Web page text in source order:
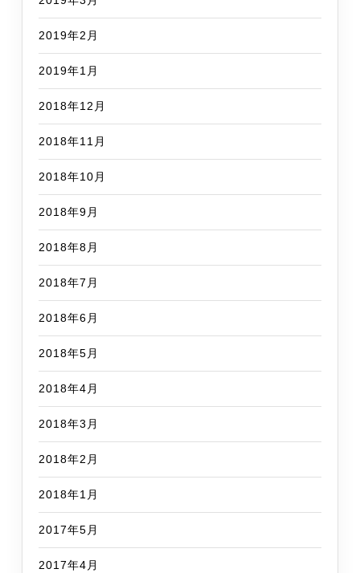
2019年2月
2019年1月
2018年12月
2018年11月
2018年10月
2018年9月
2018年8月
2018年7月
2018年6月
2018年5月
2018年4月
2018年3月
2018年2月
2018年1月
2017年5月
2017年4月